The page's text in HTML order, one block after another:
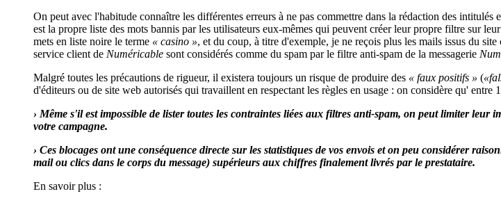
On peut avec l'habitude connaître les différentes erreurs à ne pas commettre dans la rédaction des
est la propre liste des mots bannis par les utilisateurs eux-mêmes qui peuvent créer leur propre filtre sur
mets en liste noire le terme « casino », et du coup, à titre d'exemple, je ne reçois plus les mails issus du
service client de Numéricable sont considérés comme du spam par le filtre anti-spam de la messagerie
Malgré toutes les précautions de rigueur, il existera toujours un risque de produire des « faux positifs » (
d'éditeurs ou de site web autorisés qui travaillent en respectant les règles en usage : on considère qu'
› Même s'il est impossible de lister toutes les contraintes liées aux filtres anti-spam, on peut limiter
votre campagne.
› Ces blocages ont une conséquence directe sur les statistiques de vos envois et on peu considérer
mail ou clics dans le corps du message) supérieurs aux chiffres finalement livrés par le prestataire.
En savoir plus :